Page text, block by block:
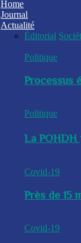
Home
Journal
Actualité
Éditorial
Politique
Processus
Politique
La
Covid-19
Près de 15
Covid-19